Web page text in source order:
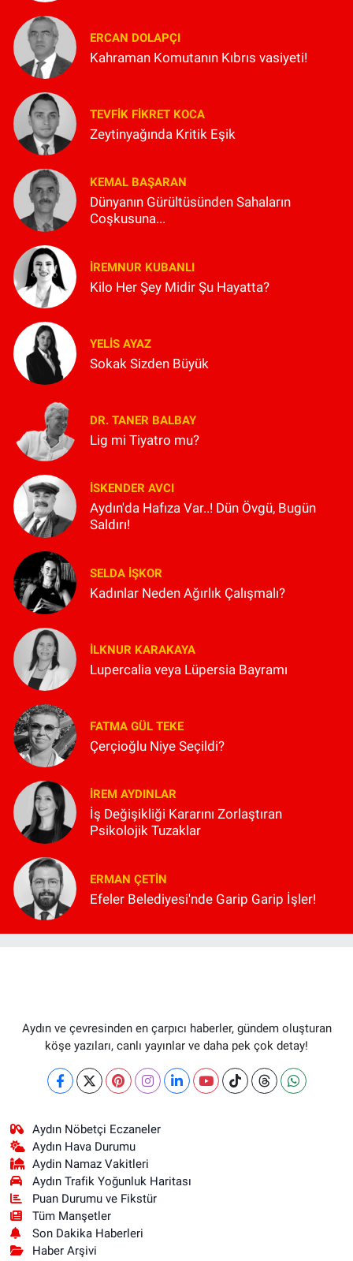
ERCAN DOLAPÇI
Kahraman Komutanın Kıbrıs vasiyeti!
TEVFIK FIKRET KOCA
Zeytinyağında Kritik Eşik
KEMAL BAŞARAN
Dünyanın Gürültüsünden Sahaların
Coşkusuna...
İREMNUR KUBANLI
Kilo Her Şey Midir Şu Hayatta?
YELIS AYAZ
Sokak Sizden Büyük
DR. TANER BALBAY
Lig mi Tiyatro mu?
İSKENDER AVCI
Aydın'da Hafıza Var..! Dün Övgü, Bugün
Saldırı!
SELDA İŞKOR
Kadınlar Neden Ağırlık Çalışmalı?
İLKNUR KARAKAYA
Lupercalia veya Lüpersia Bayramı
FATMA GÜL TEKE
Çerçioğlu Niye Seçildi?
İREM AYDINLAR
İş Değişikliği Kararını Zorlaştıran
Psikolojik Tuzaklar
ERMAN ÇETIN
Efeler Belediyesi'nde Garip Garip İşler!
Aydın ve çevresinden en çarpıcı haberler, gündem oluşturan
köşe yazıları, canlı yayınlar ve daha pek çok detay!
Aydın Nöbetçi Eczaneler
Aydın Hava Durumu
Aydin Namaz Vakitleri
Aydın Trafik Yoğunluk Haritası
Puan Durumu ve Fikstür
Tüm Manşetler
Son Dakika Haberleri
Haber Arşivi